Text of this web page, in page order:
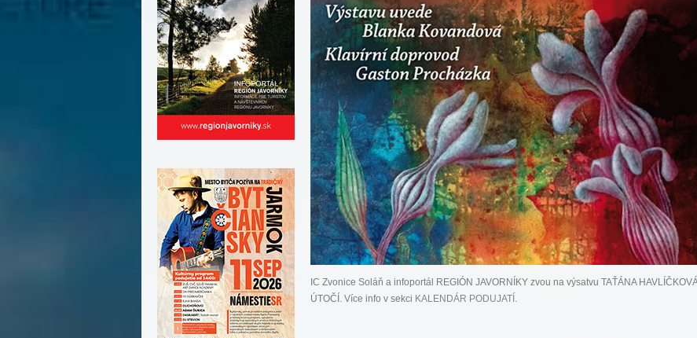
IC Zvonice Soláň a infoportál REGIÓN JAVORNÍKY zvou na výsatvu TAŤÁNA
ÚTOČÍ. Více info v sekci KALENDÁR PODUJATÍ .